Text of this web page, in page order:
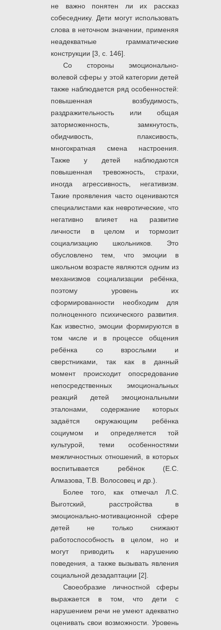
не важно понятен ли их рассказ
собеседнику. Дети могут использовать
слова в неточном значении, применяя
неадекватные грамматические
конструкции [3, c. 146].
Со стороны эмоционально-
волевой сферы у этой категории детей
также наблюдается ряд особенностей:
повышенная возбудимость,
раздражительность или общая
заторможенность, замкнутость,
обидчивость, плаксивость,
многократная смена настроения.
Также у детей наблюдаются
повышенная тревожность, страхи,
иногда агрессивность, негативизм.
Такие проявления часто оцениваются
специалистами как невротические, что
негативно влияет на развитие
личности в целом и тормозит
социализацию школьников. Это
обусловлено тем, что эмоции в
школьном возрасте являются одним из
механизмов социализации ребёнка,
поэтому уровень их
сформированности необходим для
полноценного психического развития.
Как известно, эмоции формируются в
том числе и в процессе общения
ребёнка со взрослыми и
сверстниками, так как в данный
момент происходит опосредование
непосредственных эмоциональных
реакций детей эмоциональными
эталонами, содержание которых
задаётся окружающим ребёнка
социумом и определяется той
культурой, теми особенностями
межличностных отношений, в которых
воспитывается ребёнок (Е.С.
Алмазова, Т.В. Волосовец и др.).
Более того, как отмечал Л.С.
Выготский, расстройства в
эмоционально-мотивационной сфере
детей не только снижают
работоспособность в целом, но и
могут приводить к нарушению
поведения, а также вызывать явления
социальной дезадаптации [2].
Своеобразие личностной сферы
выражается в том, что дети с
нарушением речи не умеют адекватно
оценивать свои возможности. Уровень